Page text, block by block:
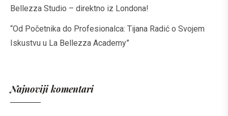
Bellezza Studio – direktno iz Londona!
“Od Početnika do Profesionalca: Tijana Radić o Svojem
Iskustvu u La Bellezza Academy”
Najnoviji komentari